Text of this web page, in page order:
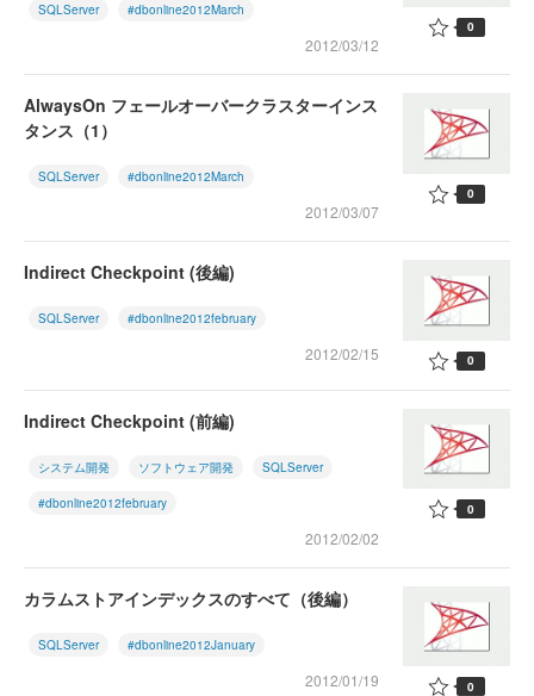
SQLServer #dbonline2012March
2012/03/12
0
AlwaysOn フェールオーバークラスターインス
タンス（1）
SQLServer #dbonline2012March
2012/03/07
0
Indirect Checkpoint (後編)
SQLServer #dbonline2012february
2012/02/15 0
Indirect Checkpoint (前編)
システム開発 ソフトウェア開発 SQLServer
#dbonline2012february
2012/02/02
0
カラムストアインデックスのすべて（後編）
SQLServer #dbonline2012January
2012/01/19 0